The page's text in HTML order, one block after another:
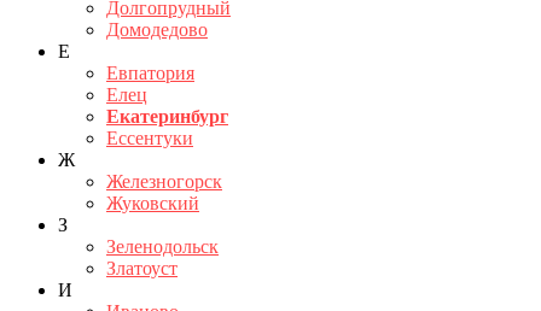
Долгопрудный
Домодедово
Е
Евпатория
Елец
Екатеринбург
Ессентуки
Ж
Железногорск
Жуковский
З
Зеленодольск
Златоуст
И